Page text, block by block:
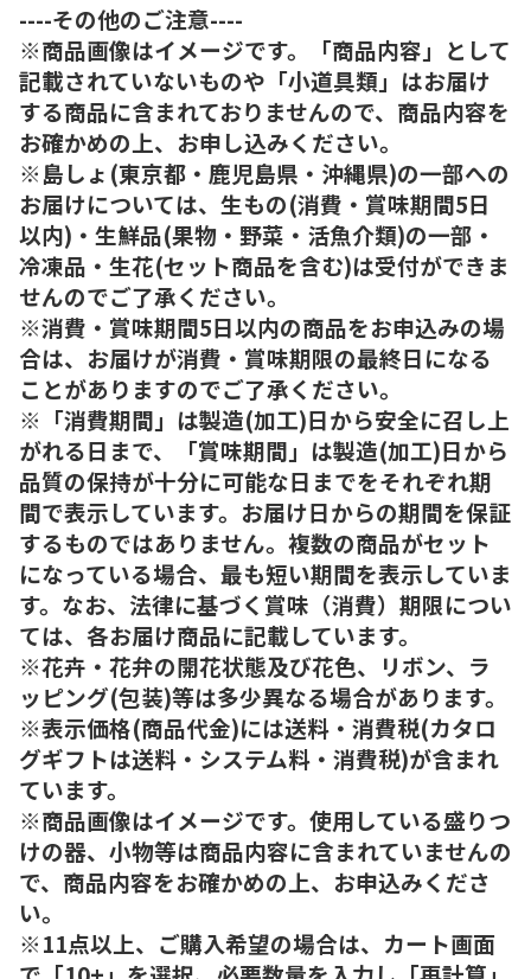
----その他のご注意----
※商品画像はイメージです。「商品内容」として
記載されていないものや「小道具類」はお届け
する商品に含まれておりませんので、商品内容を
お確かめの上、お申し込みください。
※島しょ(東京都・鹿児島県・沖縄県)の一部への
お届けについては、生もの(消費・賞味期間5日
以内)・生鮮品(果物・野菜・活魚介類)の一部・
冷凍品・生花(セット商品を含む)は受付ができま
せんのでご了承ください。
※消費・賞味期間5日以内の商品をお申込みの場
合は、お届けが消費・賞味期限の最終日になる
ことがありますのでご了承ください。
※「消費期間」は製造(加工)日から安全に召し上
がれる日まで、「賞味期間」は製造(加工)日から
品質の保持が十分に可能な日までをそれぞれ期
間で表示しています。お届け日からの期間を保証
するものではありません。複数の商品がセット
になっている場合、最も短い期間を表示していま
す。なお、法律に基づく賞味（消費）期限につい
ては、各お届け商品に記載しています。
※花卉・花弁の開花状態及び花色、リボン、ラ
ッピング(包装)等は多少異なる場合があります。
※表示価格(商品代金)には送料・消費税(カタロ
グギフトは送料・システム料・消費税)が含まれ
ています。
※商品画像はイメージです。使用している盛りつ
けの器、小物等は商品内容に含まれていませんの
で、商品内容をお確かめの上、お申込みくださ
い。
※11点以上、ご購入希望の場合は、カート画面